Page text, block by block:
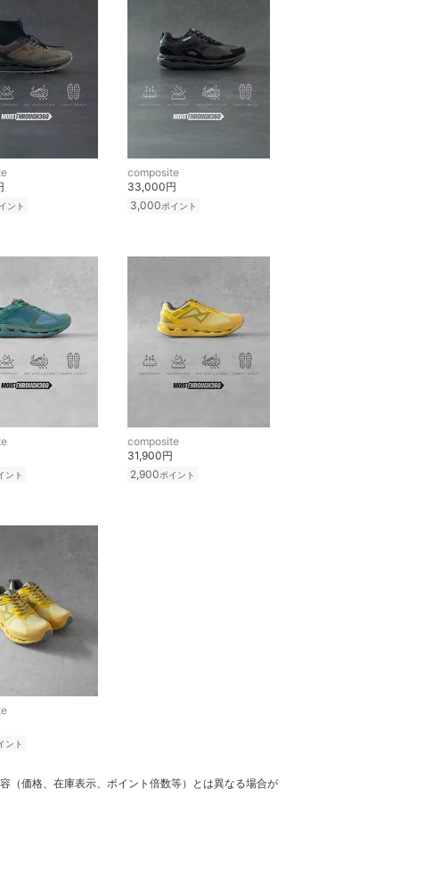
ント
composite
33,000円
3,000ポイント
ント
composite
31,900円
2,900ポイント
ント
（価格、在庫表示、ポイント倍数等）とは異なる場合が